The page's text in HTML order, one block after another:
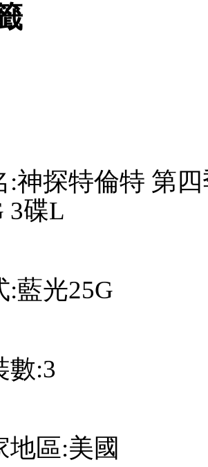
:神探特倫特 第
3碟L
:藍光25G
數:3
地區:美國